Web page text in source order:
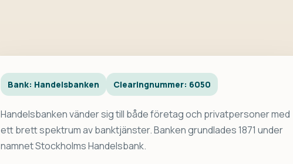
Bank: Handelsbanken Clearingnummer: 6050
Handelsbanken vänder sig till både företag och privatpersoner med
ett brett spektrum av banktjänster. Banken grundlades 1871 under
namnet Stockholms Handelsbank.